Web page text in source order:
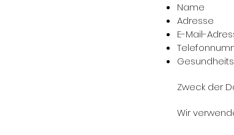
Name
Adresse
E-Mail-
Zweck der
Wir